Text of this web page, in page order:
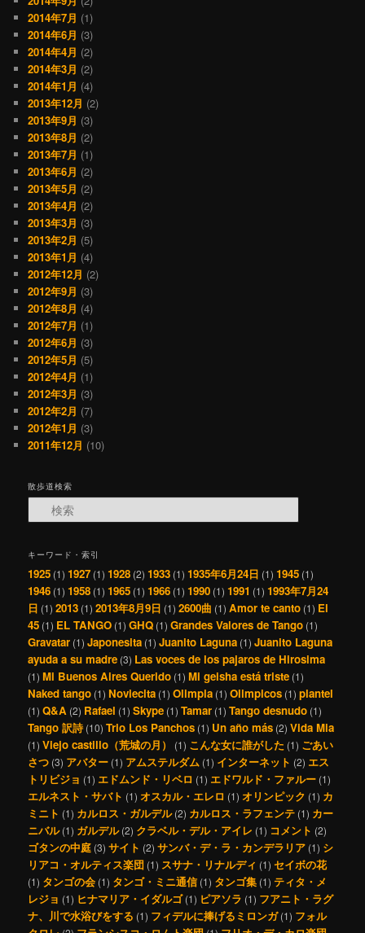
2014年7月 (1)
2014年6月 (3)
2014年4月 (2)
2014年3月 (2)
2014年1月 (4)
2013年12月 (2)
2013年9月 (3)
2013年8月 (2)
2013年7月 (1)
2013年6月 (2)
2013年5月 (2)
2013年4月 (2)
2013年3月 (3)
2013年2月 (5)
2013年1月 (4)
2012年12月 (2)
2012年9月 (3)
2012年8月 (4)
2012年7月 (1)
2012年6月 (3)
2012年5月 (5)
2012年4月 (1)
2012年3月 (3)
2012年2月 (7)
2012年1月 (3)
2011年12月 (10)
散歩道検索
キーワード・索引
1925 (1)1927 (1)1928 (2)1933 (1)1935年6月24日 (1)1945 (1)
1946 (1)1958 (1)1965 (1)1966 (1)1990 (1)1991 (1)1993年7月24
日 (1)2013 (1)2013年8月9日 (1)2600曲 (1)Amor te canto (1) El
45 (1) EL TANGO (1)GHQ (1)Grandes Valores de Tango (1)
Gravatar (1)Japonesita (1)Juanito Laguna (1)Juanito Laguna
ayuda a su madre (3) Las voces de los pajaros de Hirosima
(1)Mi Buenos Aires Querido (1)Mi geisha está triste (1)
Naked tango (1)Noviecita (1)Olimpia (1)Olimpicos (1)plantel
(1)Q&A (2) Rafael (1)Skype (1)Tamar (1)Tango desnudo (1)
Tango 訳詩 (10)Trio Los Panchos (1) Un año más (2)Vida Mia
(1)Viejo castillo（荒城の月） (1) こんな女に誰がした (1) ごあい
さつ (3) アバター (1) アムステルダム (1) インターネット (2) エス
トリビジョ (1) エドムンド・リベロ (1) エドワルド・ファルー (1)
エルネスト・サバト (1)オスカル・エレロ (1)オリンピック (1) カ
ミニト (1) カルロス・ガルデル(2) カルロス・ラフェンテ (1) カー
ニバル(1) ガルデル(2) クラベル・デル・アイレ (1) コメント (2)
ゴタンの中庭 (3)サイト (2)サンバ・デ・ラ・カンデラリア (1) シ
リアコ・オルティス楽団 (1) スサナ・リナルディ (1)セイボの花
(1) タンゴの会 (1) タンゴ・ミニ通信 (1) タンゴ集 (1) ティタ・メ
レジョ (1) ヒナマリア・イダルゴ(1) ピアソラ (1) フアニト・ラグ
ナ、川で水浴びをする (1) フィデルに捧げるミロンガ(1) フォル